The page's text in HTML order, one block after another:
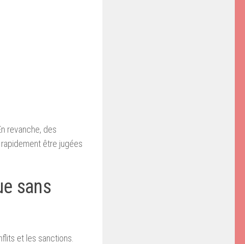
revanche, des
être jugées
sans
et les sanctions.